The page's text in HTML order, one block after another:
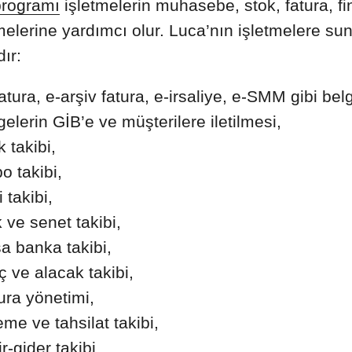
işletmelerin muhasebe, stok, fatura,
yardımcı olur. Luca’nın işletmelere
e-arşiv fatura, e-irsaliye, e-SMM gibi
GİB’e ve müşterilere iletilmesi,
takibi,
takibi,
takibi,
ve senet takibi,
banka takibi,
ve alacak takibi,
yönetimi,
ve tahsilat takibi,
gider takibi,